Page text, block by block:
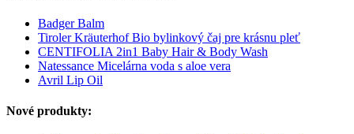
Badger Balm
Tiroler Kräuterhof Bio bylinkový čaj pre krásnu pleť
CENTIFOLIA 2in1 Baby Hair & Body Wash
Natessance Micelárna voda s aloe vera
Avril Lip Oil
Nové produkty: